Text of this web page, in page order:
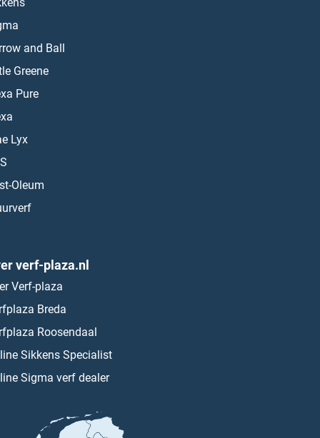
and Ball
Greene
Pure
Lyx
Oleum
verf-plaza.nl
Verf-plaza
Breda
Roosendaal
Sikkens Specialist
Sigma verf dealer